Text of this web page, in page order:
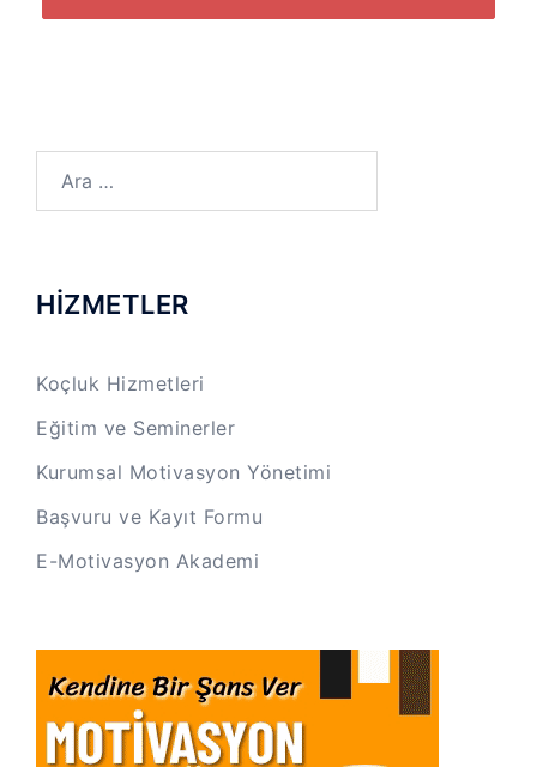
HİZMETLER
Koçluk Hizmetleri
Eğitim ve Seminerler
Kurumsal Motivasyon Yönetimi
Başvuru ve Kayıt Formu
E-Motivasyon Akademi